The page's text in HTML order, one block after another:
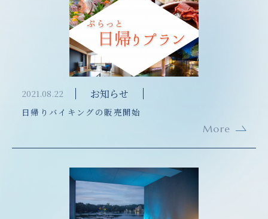
2021.08.22 お知らせ
日帰りバイキングの販売開始
More